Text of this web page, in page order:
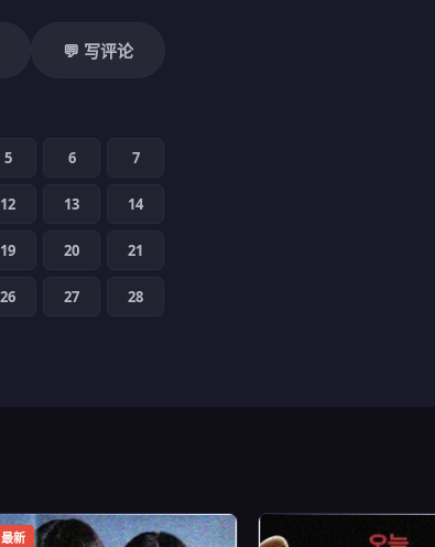
💬 写评论
5 6 7
12 13 14
19 20 21
26 27 28
最新